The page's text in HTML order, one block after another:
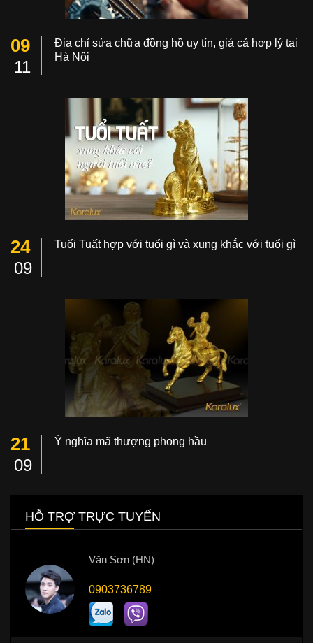
09
11
Địa chỉ sửa chữa đồng hồ uy tín, giá cả hợp lý tại
Hà Nội
24
09
Tuổi Tuất hợp với tuổi gì và xung khắc với tuổi gì
21
09
Ý nghĩa mã thượng phong hầu
HỖ TRỢ TRỰC TUYẾN
Văn Sơn (HN)
0903736789